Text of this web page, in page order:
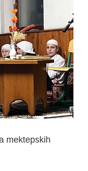
mektepskih